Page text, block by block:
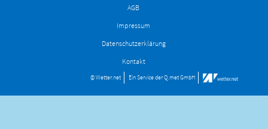
AGB
Impressum
Datenschutzerklärung
Kontakt
© Wetter.net Ein Service derQ.met GmbH